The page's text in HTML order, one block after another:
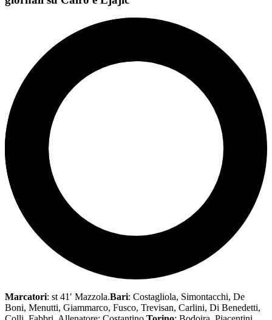
Marcatori: st 41′ Mazzola.Bari: Costagliola, Simontacchi, De
Boni, Menutti, Giammarco, Fusco, Trevisan, Carlini, Di Benedetti,